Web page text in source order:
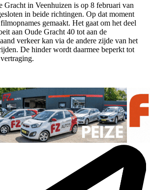
Gracht in Veenhuizen is op 8 februari van
in beide richtingen. Op dat moment
gemaakt. Het gaat om het deel
aan Oude Gracht 40 tot aan de
verkeer kan via de andere zijde van het
De hinder wordt daarmee beperkt tot